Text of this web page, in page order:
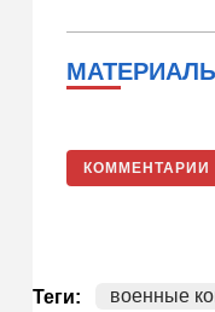
КОММЕНТАРИИ
Теги: военные